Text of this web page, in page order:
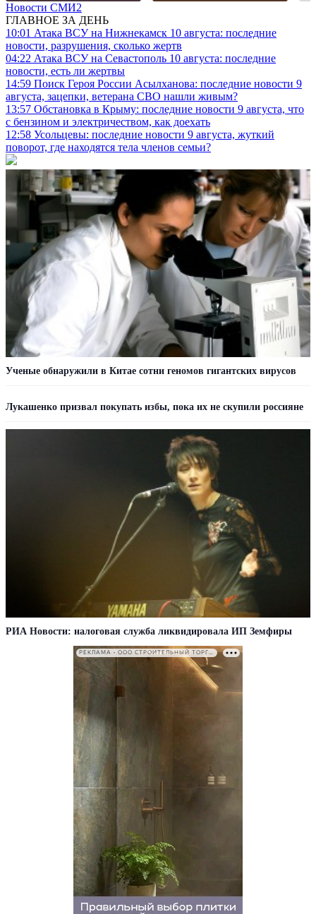
Новости СМИ2
ГЛАВНОЕ ЗА ДЕНЬ
10:01 Атака ВСУ на Нижнекамск 10 августа: последние
новости, разрушения, сколько жертв
04:22 Атака ВСУ на Севастополь 10 августа: последние
новости, есть ли жертвы
14:59 Поиск Героя России Асылханова: последние новости 9
августа, зацепки, ветерана СВО нашли живым?
13:57 Обстановка в Крыму: последние новости 9 августа, что
с бензином и электричеством, как доехать
12:58 Усольцевы: последние новости 9 августа, жуткий
поворот, где находятся тела членов семьи?
Ученые обнаружили в Китае сотни геномов гигантских вирусов
Лукашенко призвал покупать избы, пока их не скупили россияне
РИА Новости: налоговая служба ликвидировала ИП Земфиры
РЕКЛАМА • ООО СТРОИТЕЛЬНЫЙ ТОРГОВЫЙ ДОМ «ПЕТРОВИЧ». ИНН: 7802348846